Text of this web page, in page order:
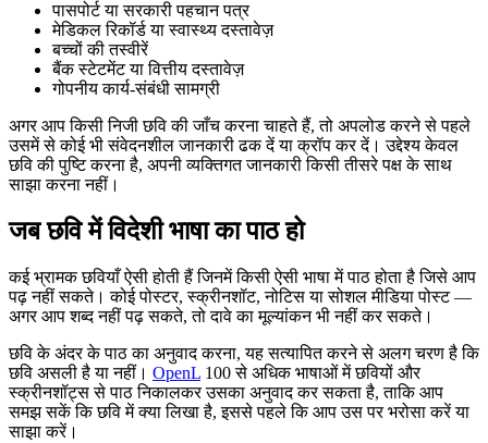
पासपोर्ट या सरकारी पहचान पत्र
मेडिकल रिकॉर्ड या स्वास्थ्य दस्तावेज़
बच्चों की तस्वीरें
बैंक स्टेटमेंट या वित्तीय दस्तावेज़
गोपनीय कार्य-संबंधी सामग्री
अगर आप किसी निजी छवि की जाँच करना चाहते हैं, तो अपलोड करने से पहले
उसमें से कोई भी संवेदनशील जानकारी ढक दें या क्रॉप कर दें। उद्देश्य केवल
छवि की पुष्टि करना है, अपनी व्यक्तिगत जानकारी किसी तीसरे पक्ष के साथ
साझा करना नहीं।
जब छवि में विदेशी भाषा का पाठ हो
कई भ्रामक छवियाँ ऐसी होती हैं जिनमें किसी ऐसी भाषा में पाठ होता है जिसे आप
पढ़ नहीं सकते। कोई पोस्टर, स्क्रीनशॉट, नोटिस या सोशल मीडिया पोस्ट —
अगर आप शब्द नहीं पढ़ सकते, तो दावे का मूल्यांकन भी नहीं कर सकते।
छवि के अंदर के पाठ का अनुवाद करना, यह सत्यापित करने से अलग चरण है कि
छवि असली है या नहीं। OpenL 100 से अधिक भाषाओं में छवियों और
स्क्रीनशॉट्स से पाठ निकालकर उसका अनुवाद कर सकता है, ताकि आप
समझ सकें कि छवि में क्या लिखा है, इससे पहले कि आप उस पर भरोसा करें या
साझा करें।